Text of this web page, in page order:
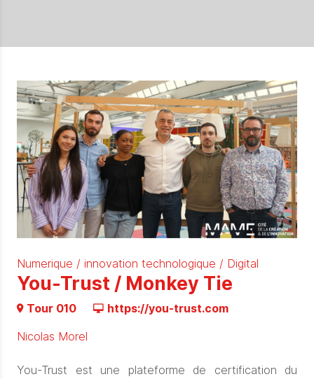
Numerique / innovation technologique / Digital
You-Trust / Monkey Tie
Tour 010
https://you-trust.com
Nicolas Morel
You-Trust est une plateforme de certification du